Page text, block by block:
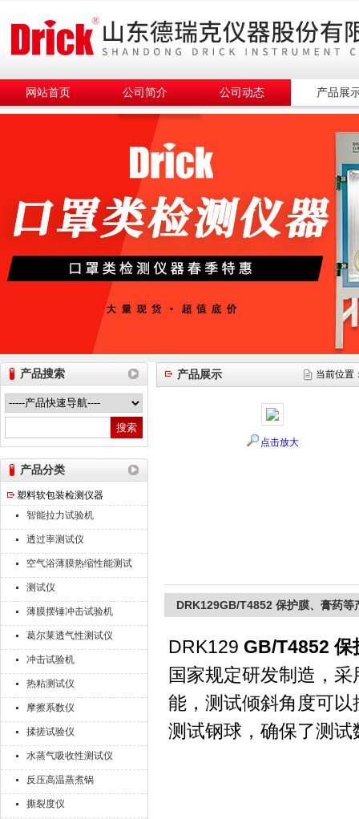
山东德瑞克仪器股份有限公司
网站首页 公司简介 公司动态 产品展
产品搜索
产品分类
塑料软包装检测仪器
智能拉力试验机
透过率测试仪
空气浴薄膜热缩性能测试
仪
测试仪
薄膜摆锤冲击试验机
葛尔莱透气性测试仪
冲击试验机
热粘测试仪
摩擦系数仪
揉搓试验仪
水蒸气吸收性测试仪
反压高温蒸煮锅
撕裂度仪
产品展示 当前位置
点击放大
DRK129GB/T4852 保护膜、膏药等
DRK129 GB/T4852 保
国家规定研发制造，
能，测试倾斜角度可
测试钢球，确保了测